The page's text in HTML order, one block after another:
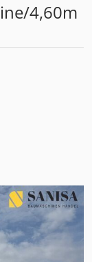
4,60m